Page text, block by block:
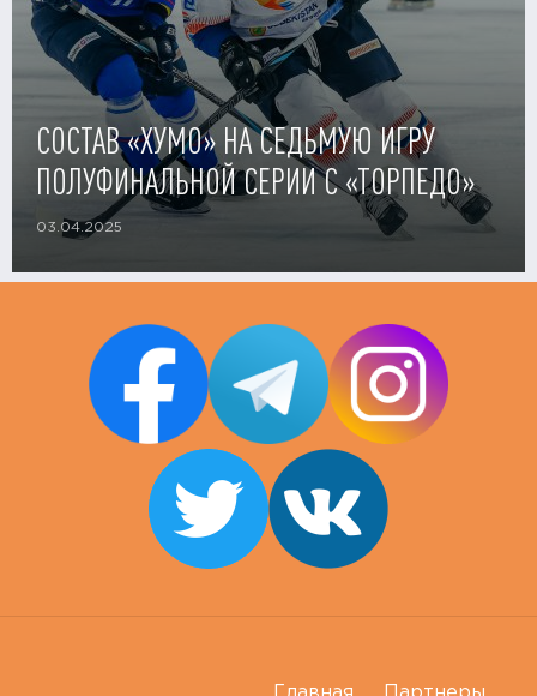
СОСТАВ «ХУМО» НА СЕДЬМУЮ ИГРУ
ПОЛУФИНАЛЬНОЙ СЕРИИ С «ТОРПЕДО»
03.04.2025